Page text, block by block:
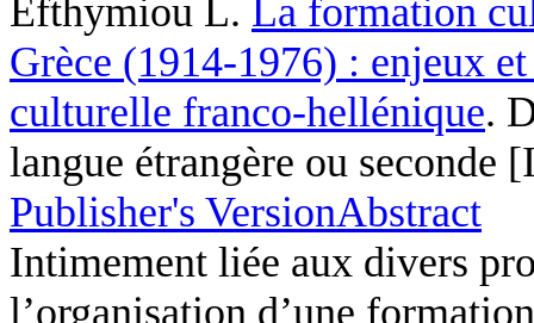
Efthymiou L. La formation
Grèce (1914-1976) : enjeux
culturelle franco-hellénique.
langue étrangère ou
Publisher's VersionAbstract
Intimement liée aux divers
l’organisation d’une